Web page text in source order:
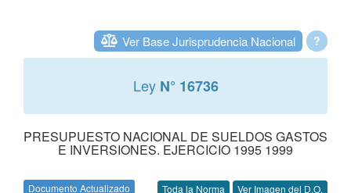
?
Ver Base Jurisprudencia Nacional
Ley N° 16736
PRESUPUESTO NACIONAL DE SUELDOS GASTOS
E INVERSIONES. EJERCICIO 1995 1999
Documento Actualizado Toda la Norma Ver Imagen del D.O.